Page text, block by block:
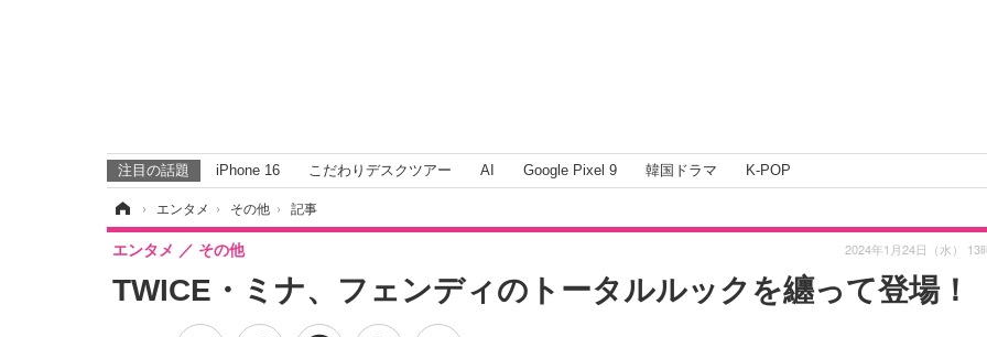
注目の話題 iPhone 16 こだわりデスクツアー AI Google Pixel 9 韓国ドラマ K-POP
› エンタメ › その他 › 記事
TWICE・ミナ、フェンディのトータルルックを纏って登場！
エンタメ その他 2024年1月24日（水） 13